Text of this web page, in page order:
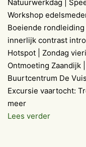
Natuurwerkdag |
Workshop
Boeiende
innerlijk contrast
Hotspot | Zondag
Ontmoeting Zaandijk
Buurtcentrum De
Excursie vaartocht:
meer
Lees verderAgenda